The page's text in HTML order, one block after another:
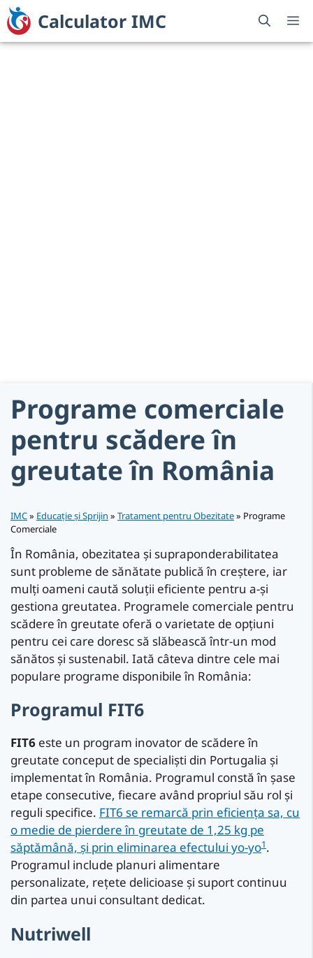
Sari
la
conținut
Calculator IMC
Programe comerciale
pentru scădere în
greutate în România
IMC» Educație și Sprijin » Tratament pentru Obezitate» Programe
Comerciale
În România, obezitatea și supraponderabilitatea
sunt probleme de sănătate publică în creștere, iar
mulți oameni caută soluții eficiente pentru a-și
gestiona greutatea. Programele comerciale pentru
scădere în greutate oferă o varietate de opțiuni
pentru cei care doresc să slăbească într-un mod
sănătos și sustenabil. Iată câteva dintre cele mai
populare programe disponibile în România:
Programul FIT6
FIT6 este un program inovator de scădere în
greutate conceput de specialiști din Portugalia și
implementat în România. Programul constă în șase
etape consecutive, fiecare având propriul său rol și
reguli specifice. FIT6 se remarcă prin eficiența sa, cu
o medie de pierdere în greutate de 1,25 kg pe
săptămână, și prin eliminarea efectului yo-yo1.
Programul include planuri alimentare
personalizate, rețete delicioase și suport continuu
din partea unui consultant dedicat.
Nutriwell